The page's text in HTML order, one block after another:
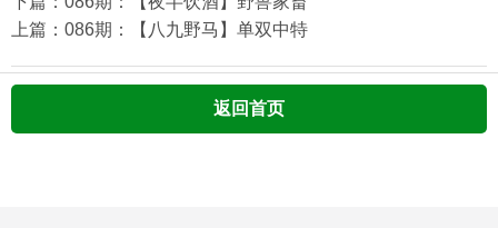
上篇：086期：【八九野马】单双中特
返回首页